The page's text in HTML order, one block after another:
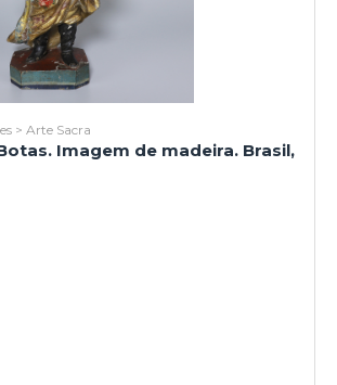
> Arte Sacra
Imagem de madeira. Brasil,